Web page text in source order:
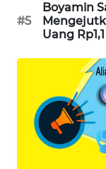
#5
Boyamin
Uang
METRO
JAKARTA
NEWS
KARING